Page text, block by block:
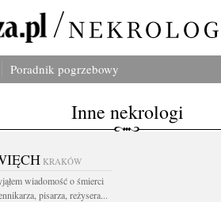
Poradnik pogrzebowy
Inne nekrologi
KRAKÓW
wiadomość o śmierci
pisarza, reżysera...